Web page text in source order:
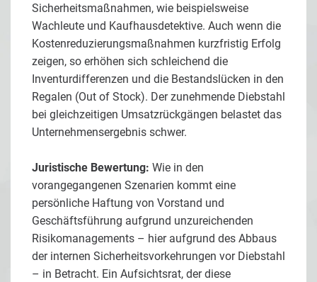
Sicherheitsmaßnahmen, wie beispielsweise
Wachleute und Kaufhausdetektive. Auch wenn die
Kostenreduzierungsmaßnahmen kurzfristig Erfolg
zeigen, so erhöhen sich schleichend die
Inventurdifferenzen und die Bestandslücken in den
Regalen (Out of Stock). Der zunehmende Diebstahl
bei gleichzeitigen Umsatzrückgängen belastet das
Unternehmensergebnis schwer.
Juristische Bewertung: Wie in den
vorangegangenen Szenarien kommt eine
persönliche Haftung von Vorstand und
Geschäftsführung aufgrund unzureichenden
Risikomanagements – hier aufgrund des Abbaus
der internen Sicherheitsvorkehrungen vor Diebstahl
– in Betracht. Ein Aufsichtsrat, der diese